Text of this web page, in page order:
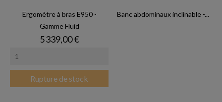
Ergomètre à bras E950 -
Gamme Fluid
Prix
5 339,00 €
Rupture de stock
Banc abdominaux inclinable -...